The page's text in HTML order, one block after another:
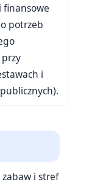
finansowe
potrzeb
i
i stref